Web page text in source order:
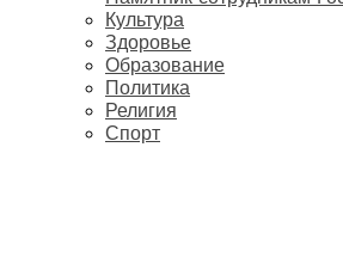
Культура
Здоровье
Образование
Политика
Религия
Спорт